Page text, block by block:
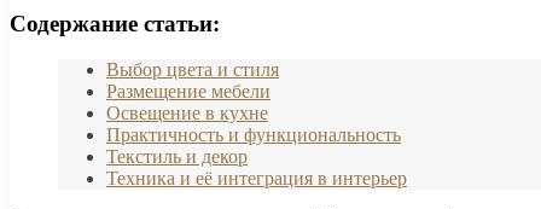
Содержание статьи:
Выбор цвета и стиля
Размещение мебели
Освещение в кухне
Практичность и функциональность
Текстиль и декор
Техника и её интеграция в интерьер